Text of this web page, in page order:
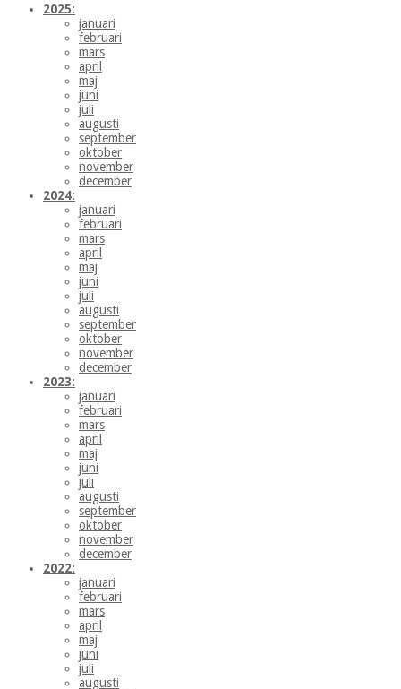
2025:
januari
februari
mars
april
maj
juni
juli
augusti
september
oktober
november
december
2024:
januari
februari
mars
april
maj
juni
juli
augusti
september
oktober
november
december
2023:
januari
februari
mars
april
maj
juni
juli
augusti
september
oktober
november
december
2022:
januari
februari
mars
april
maj
juni
juli
augusti